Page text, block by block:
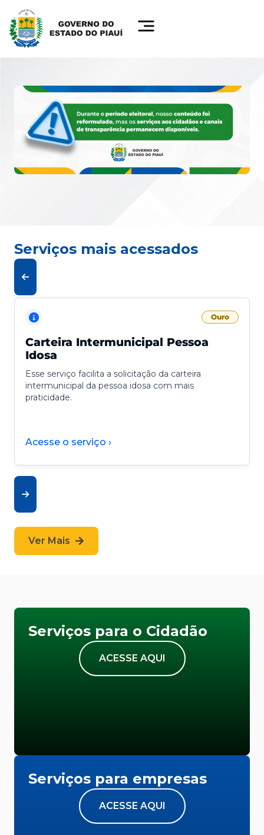
Serviços mais acessados
Ouro
Carteira Intermunicipal Pessoa
Idosa
Esse serviço facilita a solicitação da carteira
intermunicipal da pessoa idosa com mais
praticidade.
Acesse o serviço ›
Ver Mais
Serviços para o Cidadão
ACESSE AQUI
Serviços para empresas
ACESSE AQUI